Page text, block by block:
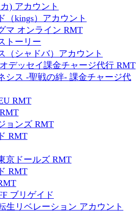
) アカウント
（kings）アカウント
マ オンライン RMT
トーリー
（シャドバ）アカウント
デッセイ課金チャージ代行 RMT
シス -聖戦の絆- 課金チャージ代
RMT
ョンズ RMT
RMT
京ドールズ RMT
RMT
ブリゲイド
生リベレーション アカウント